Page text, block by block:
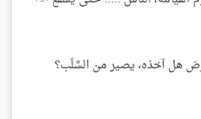
هل آخذه، يصير من السَّلَب؟